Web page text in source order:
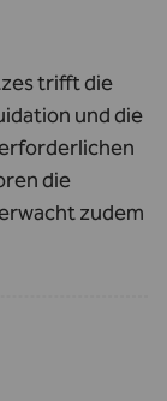
trifft die
und die
die
zudem